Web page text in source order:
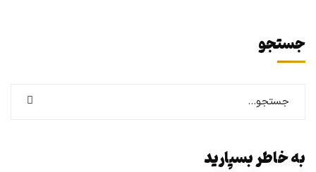
جستجو
به خاطر بسپارید